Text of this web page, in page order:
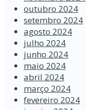
outubro 2024
setembro 2024
agosto 2024
julho 2024
junho 2024
maio 2024
abril 2024
março 2024
fevereiro 2024